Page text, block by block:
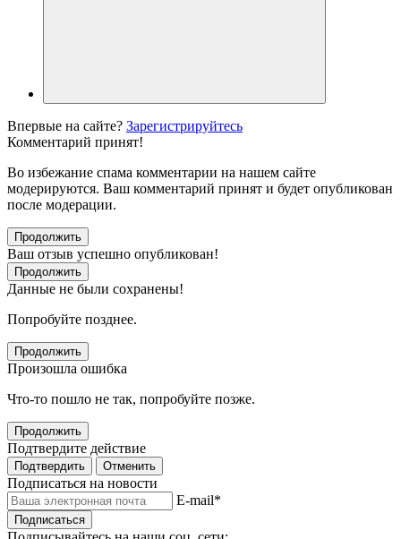
Впервые на сайте? Зарегистрируйтесь
Комментарий принят!
Во избежание спама комментарии на нашем сайте
модерируются. Ваш комментарий принят и будет опубликован
после модерации.
Продолжить
Ваш отзыв успешно опубликован!
Продолжить
Данные не были сохранены!
Попробуйте позднее.
Продолжить
Произошла ошибка
Что-то пошло не так, попробуйте позже.
Продолжить
Подтвердите действие
Подтвердить Отменить
Подписаться на новости
E-mail*
Подписаться